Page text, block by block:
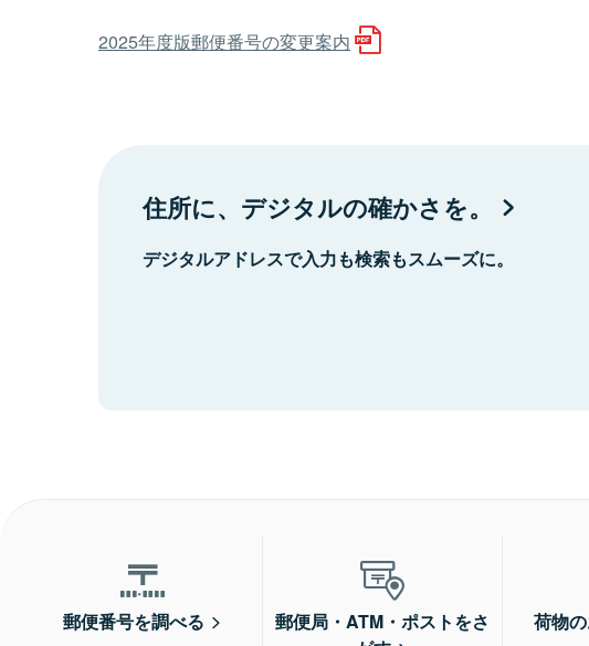
2025年度版郵便番号の変更案内
住所に、デジタルの確かさを。
デジタルアドレスで入力も検索もスムーズに。
郵便番号を調べる
郵便局・ATM・ポストをさ
荷物